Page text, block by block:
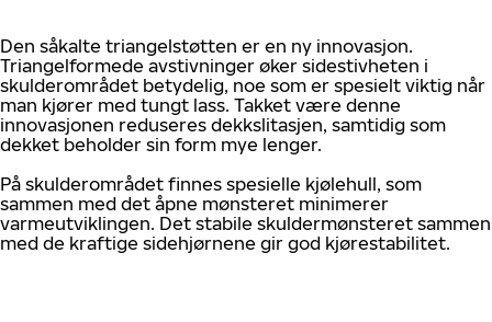
Den såkalte triangelstøtten er en ny innovasjon.
Triangelformede avstivninger øker sidestivheten i
skulderområdet betydelig, noe som er spesielt viktig når
man kjører med tungt lass. Takket være denne
innovasjonen reduseres dekkslitasjen, samtidig som
dekket beholder sin form mye lenger.
På skulderområdet finnes spesielle kjølehull, som
sammen med det åpne mønsteret minimerer
varmeutviklingen. Det stabile skuldermønsteret sammen
med de kraftige sidehjørnene gir god kjørestabilitet.